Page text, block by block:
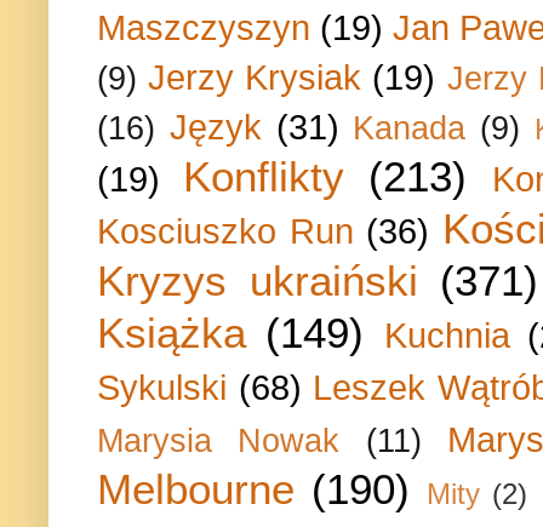
Maszczyszyn (19) Jan
(9) Jerzy Krysiak (19) Jerzy
(16) Język (31) Kanada (9)
(19) Konflikty (213)
Kosciuszko Run (36)
Kryzys ukraiński (371)
Książka (149) Kuchnia
Sykulski (68) Leszek
Marysia Nowak (11)
Melbourne (190) Mity (2)